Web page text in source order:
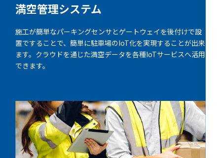
満空管理システム
施工が簡単なパーキングセンサとゲートウェイを後付けで設
置ですることで、簡単に駐車場のIoT化を実現することが出来
ます。クラウドを通じた満空データを各種IoTサービスへ活用
できます。